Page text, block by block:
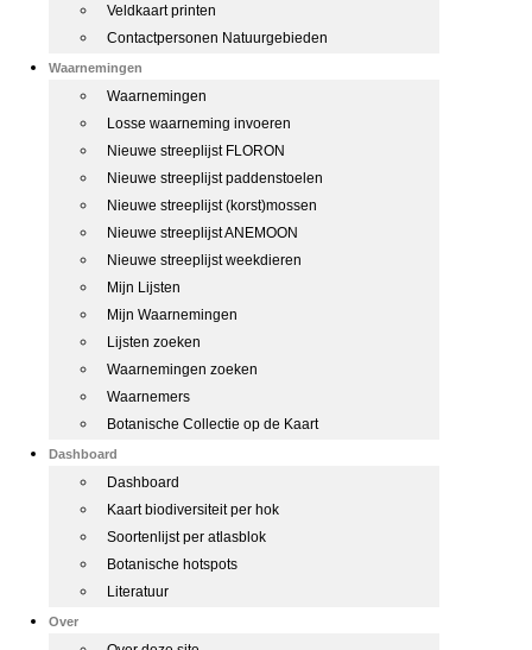
Veldkaart printen
Contactpersonen Natuurgebieden
Waarnemingen
Waarnemingen
Losse waarneming invoeren
Nieuwe streeplijst FLORON
Nieuwe streeplijst paddenstoelen
Nieuwe streeplijst (korst)mossen
Nieuwe streeplijst ANEMOON
Nieuwe streeplijst weekdieren
Mijn Lijsten
Mijn Waarnemingen
Lijsten zoeken
Waarnemingen zoeken
Waarnemers
Botanische Collectie op de Kaart
Dashboard
Dashboard
Kaart biodiversiteit per hok
Soortenlijst per atlasblok
Botanische hotspots
Literatuur
Over